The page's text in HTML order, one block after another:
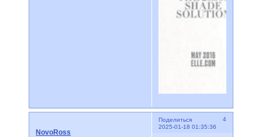
Поделиться
4
2025-01-18 01:35:36
NovoRoss